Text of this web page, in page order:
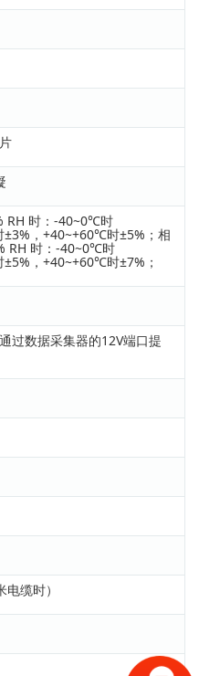
RH 时：-40~0℃时
，+40~+60℃时±5%；相
RH 时：-40~0℃时
，+40~+60℃时±7%；
过数据采集器的12V端口提
缆时）